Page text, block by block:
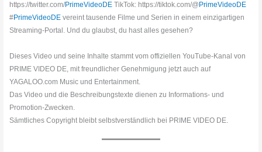
https://twitter.com/PrimeVideoDE TikTok: https://tiktok.com/@ PrimeVideoDE
#PrimeVideoDE vereint tausende Filme und Serien in einem einzigartigen
Streaming-Portal. Und du glaubst, du hast alles gesehen?
Dieses Video und seine Inhalte stammt vom offiziellen YouTube-Kanal von
PRIME VIDEO DE, mit freundlicher Genehmigung jetzt auch auf
YAGALOO.com Music und Entertainment.
Das Video und die Beschreibungstexte dienen zu Informations- und
Promotion-Zwecken.
Sämtliches Copyright bleibt selbstverständlich bei PRIME VIDEO DE.